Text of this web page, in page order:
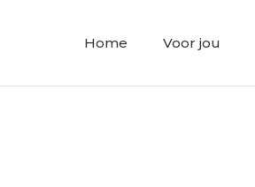
Home Voor jou